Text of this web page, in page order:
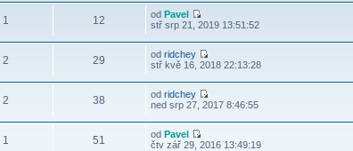
1 12 odPavel
stř srp 21, 2019 13:51:52
2 29 odridchey
stř kvě 16, 2018 22:13:28
2 38 odridchey
ned srp 27, 2017 8:46:55
1 51 odPavel
čtv zář 29, 2016 13:49:19